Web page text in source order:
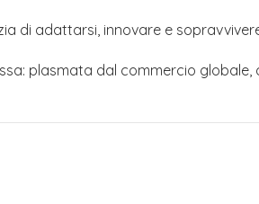
di adattarsi, innovare e
plasmata dal commercio globale,